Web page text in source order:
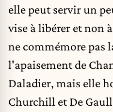
elle peut servir un
vise à libérer et non
ne commémore pas
l'apaisement de
Daladier, mais elle
Churchill et De